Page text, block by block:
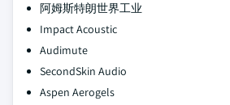
阿姆斯特朗世界工业
Impact Acoustic
Audimute
SecondSkin Audio
Aspen Aerogels